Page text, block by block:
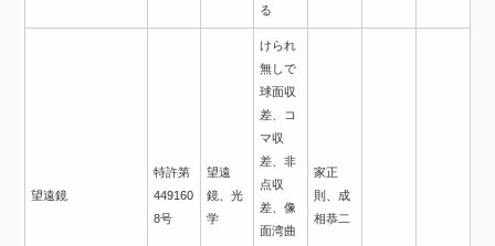
る
望遠鏡
特許第
449160
8号
望遠
鏡、光
学
けられ
無しで
球面収
差、コ
マ収
差、非
点収
差、像
面湾曲
家正
則、成
相恭二